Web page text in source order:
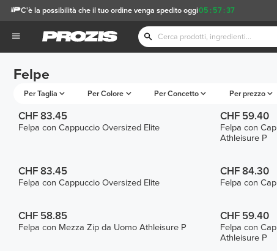
05 : 57 :37
C'è la possibilità che il tuo ordine venga spedito oggi
Felpe
Per Taglia Per Colore Per Concetto Per prezzo
CHF 83.45
Felpa con Cappuccio Oversized Elite
CHF 59.40
Felpa con
Athleisure P
CHF 83.45
Felpa con Cappuccio Oversized Elite
CHF 84.30
Felpa con
CHF 58.85
Felpa con Mezza Zip da Uomo Athleisure P
CHF 59.40
Felpa con
Athleisure P